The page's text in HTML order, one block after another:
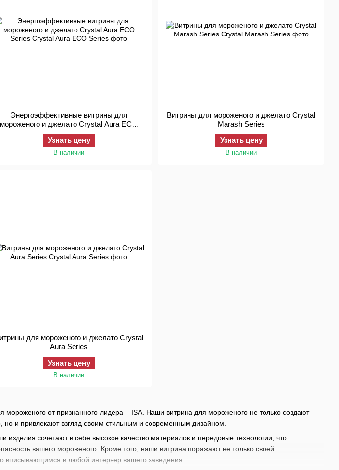
от признанного лидера – ISA. Наши витрина для мороженого не только создают
и привлекают взгляд своим стильным и современным дизайном.
сочетают в себе высокое качество материалов и передовые технологии, что
вашего мороженого. Кроме того, наши витрина поражают не только своей
вписывающимся в любой интерьер вашего заведения.
Энергоэффективные витрины для
мороженого и джелато Crystal Aura ECO
Series
Узнать цену
В наличии
Витрины для мороженого и джелато Crystal
Marash Series
Узнать цену
В наличии
для мороженого и джелато Crystal
Aura Series
Узнать цену
В наличии